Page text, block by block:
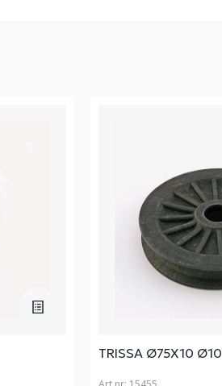
TRISSA Ø75X10 Ø10